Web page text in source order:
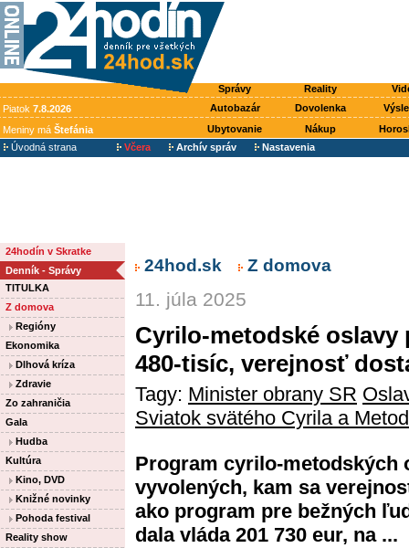
Správy Reality
Piatok 7.8.2026 Autobazár Dovolenka
Meniny má Štefánia Ubytovanie Nákup
Úvodná strana
Včera Archív správ Nastavenia
24hodín v Skratke
Denník - Správy
TITULKA
Z domova
Regióny
Ekonomika
Dlhová kríza
Zdravie
Zo zahraničia
Gala
Hudba
Kultúra
Kino, DVD
Knižné novinky
Pohoda festival
Reality show
24hod.sk Z domova
11. júla 2025
Cyrilo-metodské oslavy
480-tisíc, verejnosť
Tagy: Minister obrany SR
Sviatok svätého Cyrila a
Program cyrilo-metodských
vyvolených, kam sa
ako program pre bežných
dala vláda 201 730 eur, na ...